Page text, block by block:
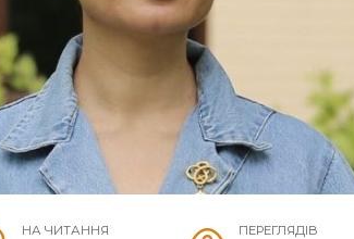
НА ЧИТАННЯ ПЕРЕГЛЯДІВ